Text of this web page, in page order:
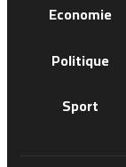
Economie
Politique
Sport